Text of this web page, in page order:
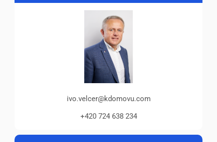
ivo.velcer@kdomovu.com
+420 724 638 234